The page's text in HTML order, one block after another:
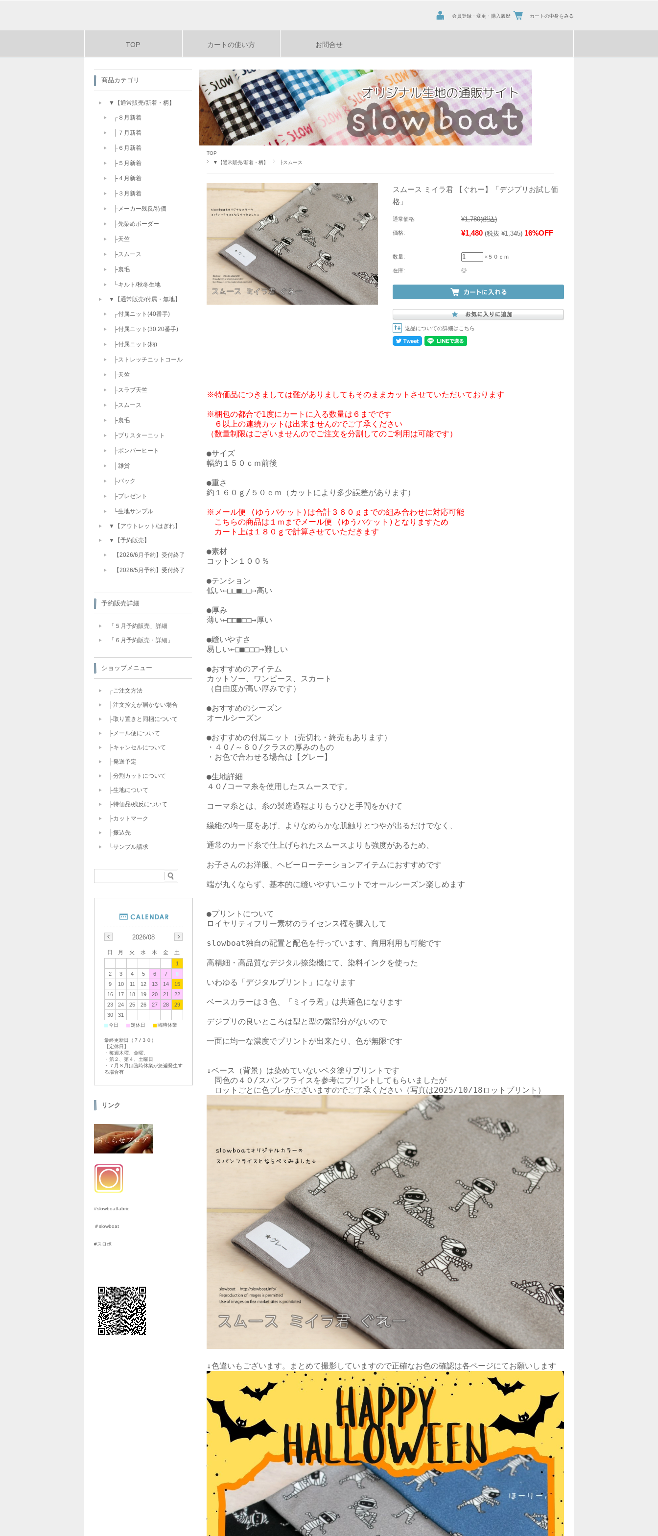
会員登録・変更・購入履歴 カートの中身をみる
TOP カートの使い方 お問合せ
TOP
▼【通常販売/新着・柄】
├スムース
スムース ミイラ君 【ぐれー】「デジプリお試し価
格」
通常価格: ¥1,780(税込)
価格: ¥1,480 (税抜 ¥1,345) 16%OFF
数量: ×５０ｃｍ
在庫: ◎
返品についての詳細はこちら
※特価品につきましては難がありましてもそのままカットさせていただいております
※梱包の都合で1度にカートに入る数量は６までです
６以上の連続カットは出来ませんのでご了承ください
●サイズ
幅約１５０ｃｍ前後
●重さ
※メール便 (ゆうパケット)は合計３６０ｇまでの組み合わせに対応可能
こちらの商品は１ｍまでメール便 (ゆうパケット)となりますため
カート上は１８０ｇで計算させていただきます
●素材
コットン１００％
●テンション
低い←□□■□□→高い
●厚み
薄い←□□■□□→厚い
●縫いやすさ
易しい←□■□□□→難しい
●おすすめのアイテム
カットソー、ワンピース、スカート
（自由度が高い厚みです）
●おすすめのシーズン
オールシーズン
●おすすめの付属ニット（売切れ・終売もあります）
・４０/～６０/クラスの厚みのもの
・お色で合わせる場合は【グレー】
●生地詳細
４０/コーマ糸を使用したスムースです。
コーマ糸とは、糸の製造過程よりもうひと手間をかけて
繊維の均一度をあげ、よりなめらかな肌触りとつやが出るだけでなく、
通常のカード糸で仕上げられたスムースよりも強度があるため、
お子さんのお洋服、ヘビーローテーションアイテムにおすすめです
端が丸くならず、基本的に縫いやすいニットでオールシーズン楽しめます
●プリントについて
ロイヤリティフリー素材のライセンス権を購入して
slowboat独自の配置と配色を行っています、商用利用も可能です
高精細・高品質なデジタル捺染機にて、染料インクを使った
いわゆる「デジタルプリント」になります
ベースカラーは３色、「ミイラ君」は共通色になります
デジプリの良いところは型と型の繋部分がないので
一面に均一な濃度でプリントが出来たり、色が無限です
↓ベース（背景）は染めていないベタ塗りプリントです
同色の４０/スパンフライスを参考にプリントしてもらいましたが
商品カテゴリ
▼【通常販売/新着・柄】
┌８月新着
├７月新着
├６月新着
├５月新着
├４月新着
├３月新着
├メーカー残反/特価
├先染めボーダー
├天竺
├スムース
├裏毛
└キルト/秋冬生地
▼【通常販売/付属・無地】
┌付属ニット(40番手)
├付属ニット(30.20番手)
├付属ニット(柄)
├ストレッチニットコール
├天竺
├スラブ天竺
├スムース
├裏毛
├ブリスターニット
├ボンバーヒート
├雑貨
├パック
├プレゼント
└生地サンプル
▼【アウトレット/はぎれ】
▼【予約販売】
【2026/6月予約】受付終了
【2026/5月予約】受付終了
予約販売詳細
「５月予約販売」詳細
「６月予約販売・詳細」
ショップメニュー
┌ご注文方法
├注文控えが届かない場合
├取り置きと同梱について
├メール便について
├キャンセルについて
├発送予定
├分割カットについて
├生地について
├特価品/残反について
├カットマーク
├振込先
└サンプル請求
2026/08
日 月 火 水 木 金
土
1
2
3 4 5 6 7
8
9
10 11 12 13 14
15
16
17 18 19 20 21
22
23
24 25 26 27 28
29
30
31
■今日 ■定休日 ■臨時休業
最終更新日（７/３０）
【定休日】
・毎週木曜、金曜、
・第２、第４、土曜日
・７月８月は臨時休業が急遽発生す
る場合有
リンク
#slowboatfabric
＃slowboat
#スロボ